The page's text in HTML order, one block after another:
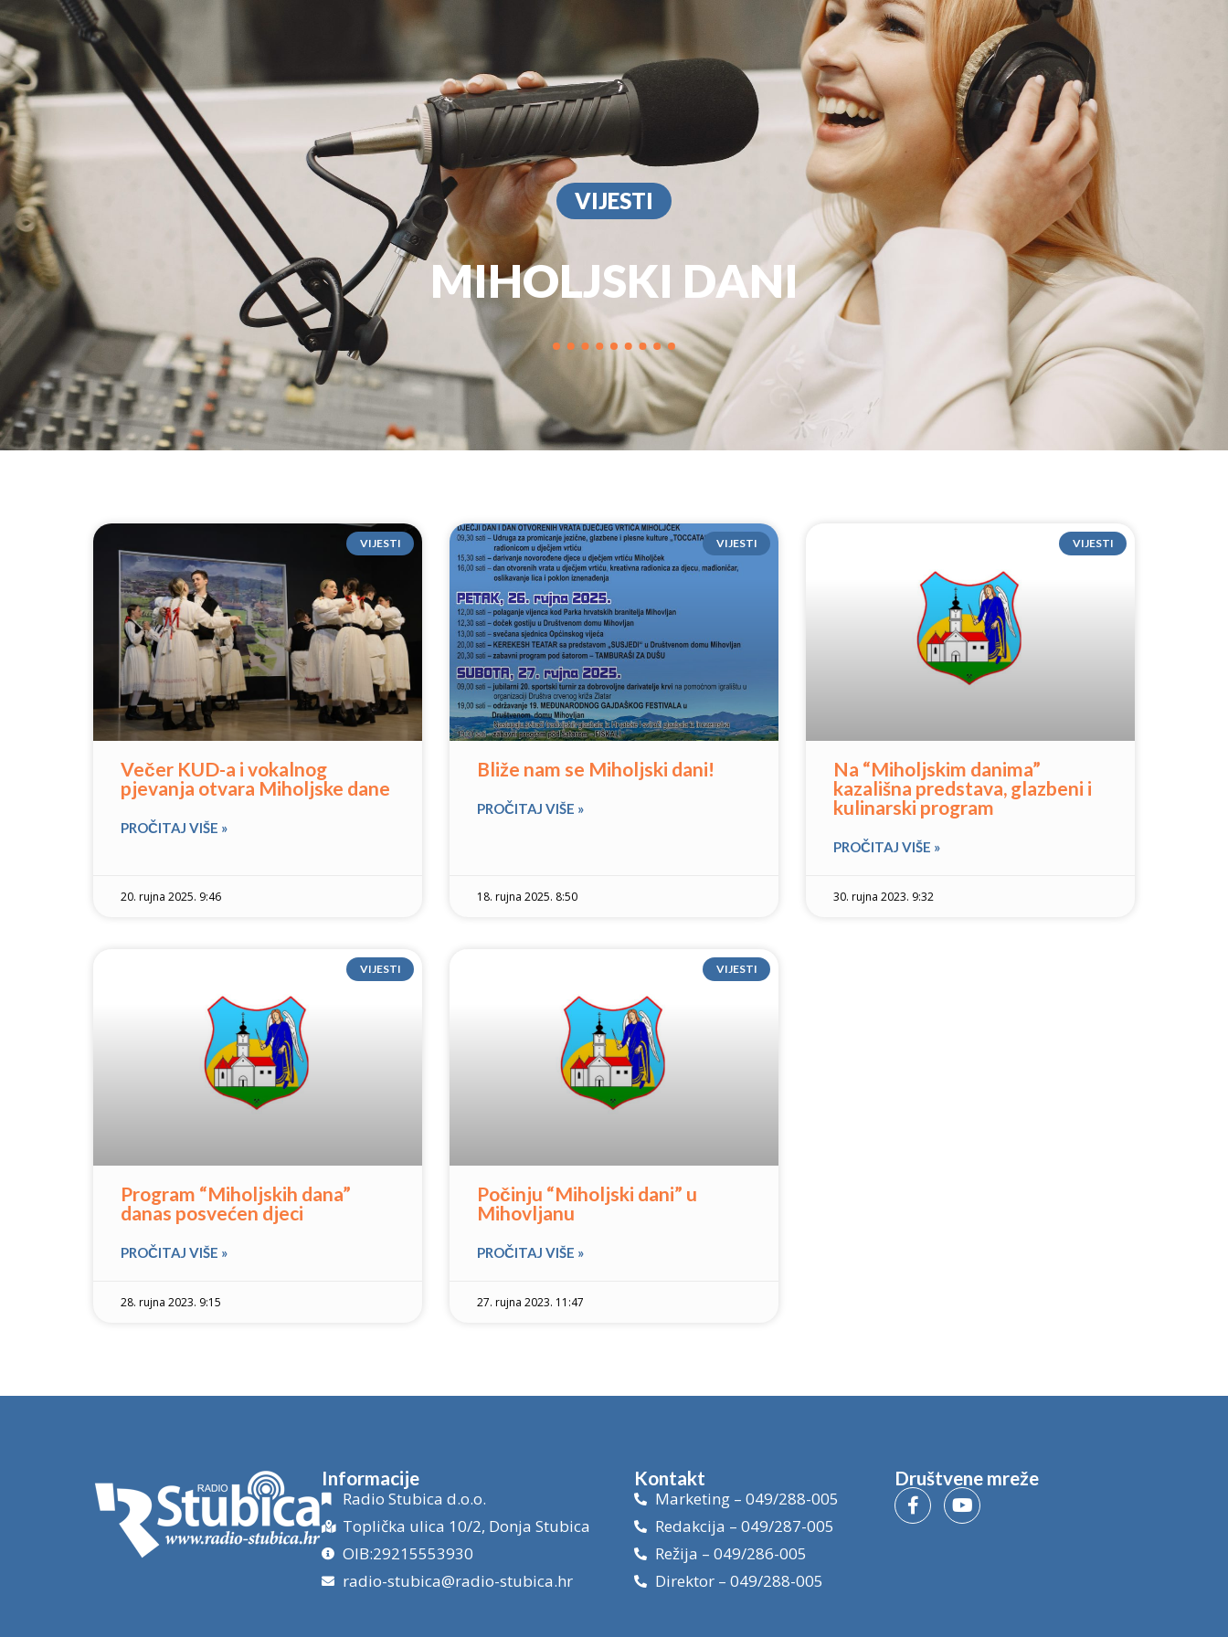
PROGRAM MARKETING KONTAKT DOKUMENTI
VIJESTI
MIHOLJSKI DANI
VIJESTI
Večer KUD-a i vokalnog
pjevanja otvara Miholjske dane
PROČITAJ VIŠE »
20. rujna 2025. 9:46
VIJESTI
Bliže nam se Miholjski dani!
PROČITAJ VIŠE »
18. rujna 2025. 8:50
VIJESTI
Na “Miholjskim danima”
kazališna predstava, glazbeni i
kulinarski program
PROČITAJ VIŠE »
30. rujna 2023. 9:32
VIJESTI
Program “Miholjskih dana”
danas posvećen djeci
PROČITAJ VIŠE »
28. rujna 2023. 9:15
VIJESTI
Počinju “Miholjski dani” u
Mihovljanu
PROČITAJ VIŠE »
27. rujna 2023. 11:47
Informacije
Radio Stubica d.o.o.
Toplička ulica 10/2, Donja Stubica
OIB:29215553930
radio-stubica@radio-stubica.hr
Kontakt
Marketing – 049/288-005
Redakcija – 049/287-005
Režija – 049/286-005
Direktor – 049/288-005
Društvene mreže